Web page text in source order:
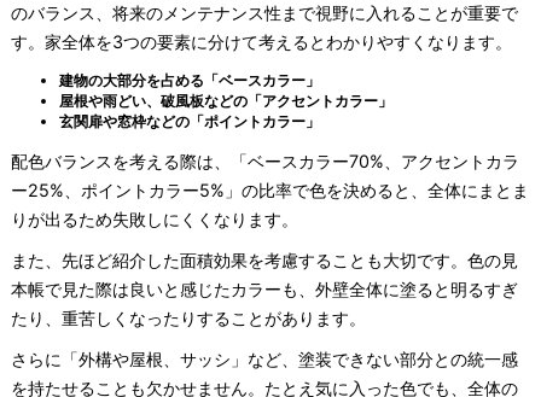
のバランス、将来のメンテナンス性まで視野に入れることが重要で
す。家全体を3つの要素に分けて考えるとわかりやすくなります。
建物の大部分を占める「ベースカラー」
屋根や雨どい、破風板などの「アクセントカラー」
玄関扉や窓枠などの「ポイントカラー」
配色バランスを考える際は、「ベースカラー70%、アクセントカラ
ー25%、ポイントカラー5%」の比率で色を決めると、全体にまとま
りが出るため失敗しにくくなります。
また、先ほど紹介した面積効果を考慮することも大切です。色の見
本帳で見た際は良いと感じたカラーも、外壁全体に塗ると明るすぎ
たり、重苦しくなったりすることがあります。
さらに「外構や屋根、サッシ」など、塗装できない部分との統一感
を持たせることも欠かせません。たとえ気に入った色でも、全体の